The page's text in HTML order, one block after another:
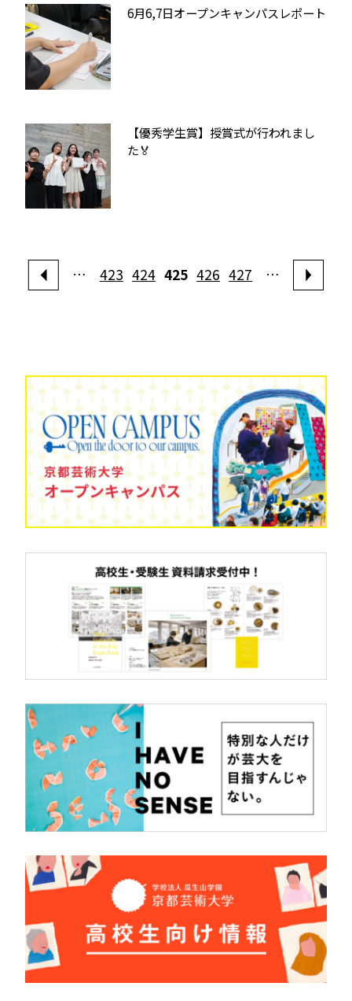
6月6,7日オープンキャンパスレポート
【優秀学生賞】授賞式が行われまし
た🏅
… 423 424 425 426 427 …